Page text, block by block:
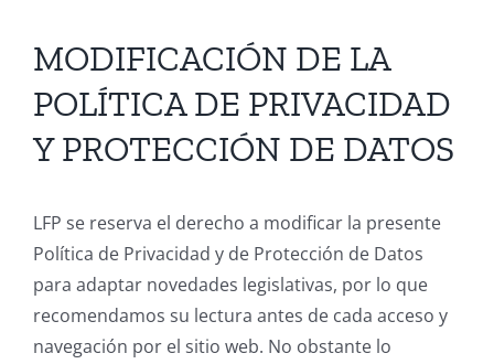
MODIFICACIÓN DE LA
POLÍTICA DE PRIVACIDAD
Y PROTECCIÓN DE DATOS
LFP se reserva el derecho a modificar la presente
Política de Privacidad y de Protección de Datos
para adaptar novedades legislativas, por lo que
recomendamos su lectura antes de cada acceso y
navegación por el sitio web. No obstante lo